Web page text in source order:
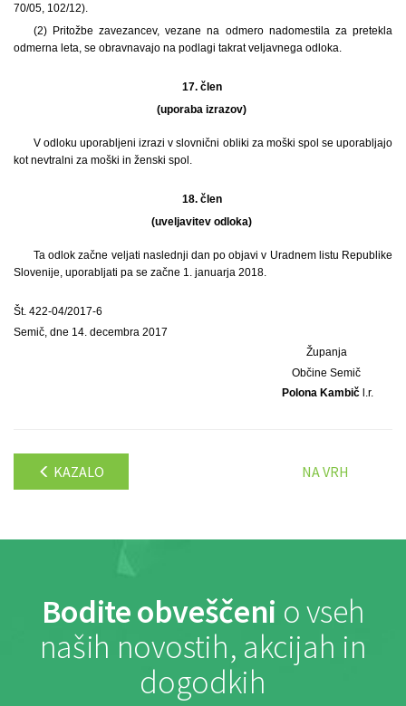
70/05, 102/12).
(2) Pritožbe zavezancev, vezane na odmero nadomestila za pretekla
odmerna leta, se obravnavajo na podlagi takrat veljavnega odloka.
17. člen
(uporaba izrazov)
V odloku uporabljeni izrazi v slovnični obliki za moški spol se uporabljajo
kot nevtralni za moški in ženski spol.
18. člen
(uveljavitev odloka)
Ta odlok začne veljati naslednji dan po objavi v Uradnem listu Republike
Slovenije, uporabljati pa se začne 1. januarja 2018.
Št. 422-04/2017-6
Semič, dne 14. decembra 2017
Županja
Občine Semič
Polona Kambič l.r.
KAZALO NA VRH
Bodite obveščeni o vseh
naših novostih, akcijah in
dogodkih